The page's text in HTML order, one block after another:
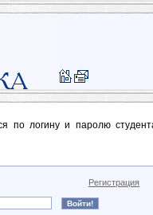
по логину и паролю
Регистрация